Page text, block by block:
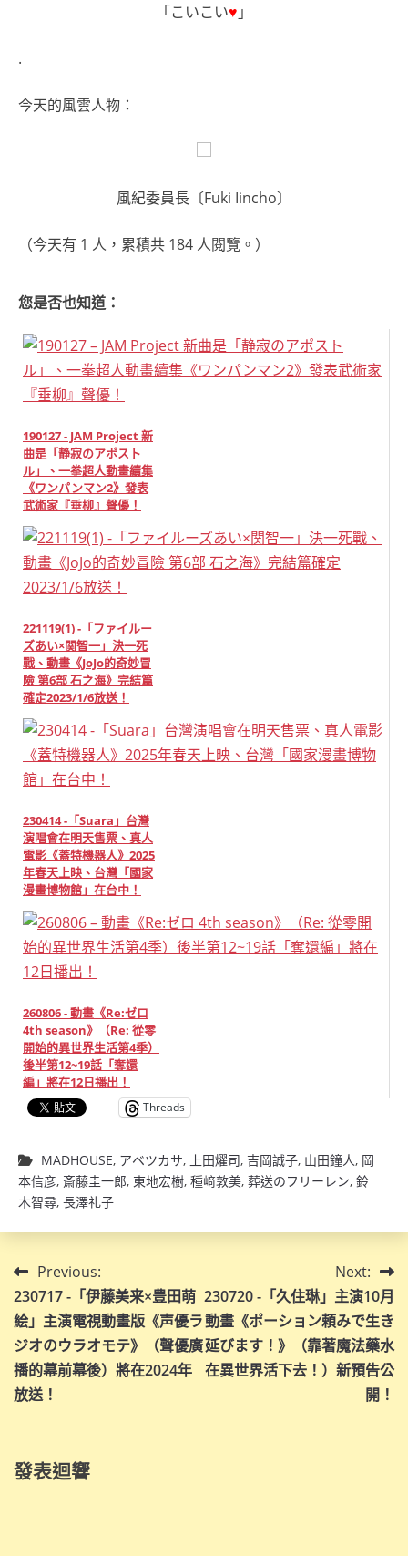
「こいこい♥ 」
.
今天的風雲人物：
風紀委員長〔Fuki Iincho〕
（今天有 1 人，累積共 184 人閱覽。）
您是否也知道：
190127 - JAM Project 新
曲是「静寂のアポスト
ル」、一拳超人動畫續集
《ワンパンマン2》發表
武術家『垂柳』聲優！
221119(1) -「ファイルー
ズあい×関智一」決一死
戰、動畫《JoJo的奇妙冒
險 第6部 石之海》完結篇
確定2023/1/6放送！
230414 -「Suara」台灣
演唱會在明天售票、真人
電影《蓋特機器人》2025
年春天上映、台灣「國家
漫畫博物館」在台中！
260806 - 動畫《Re:ゼロ
4th season》（Re: 從零
開始的異世界生活第4季）
後半第12~19話「奪還
編」將在12日播出！
Threads
MADHOUSE, アベツカサ, 上田燿司, 吉岡誠子, 山田鐘人, 岡
本信彦, 斎藤圭一郎, 東地宏樹, 種﨑敦美, 葬送のフリーレン, 鈴
木智尋, 長澤礼子
文
章
導
覽
Previous:
230717 -「伊藤美来×豊田萌
絵」主演電視動畫版《声優ラ
ジオのウラオモテ》（聲優廣
播的幕前幕後）將在2024年
放送！
Next:
230720 -「久住琳」主演10月
動畫《ポーション頼みで生き
延びます！》（靠著魔法藥水
在異世界活下去！）新預告公
開！
發表迴響